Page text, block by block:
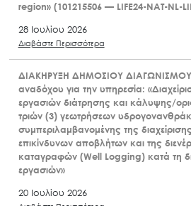
region» (101215506 — LIFE24-NAT-NL-
28 Ιουλίου 2026
Διαβάστε Περισσότερα
ΔΙΑΚΗΡΥΞΗ ΔΗΜΟΣΙΟΥ ΔΙΑΓΩΝΙΣΜΟΥ
αναδόχου για την υπηρεσία:
εργασιών διάτρησης και κάλυψης/
τριών (3) γεωτρήσεων
συμπεριλαμβανομένης της
επικίνδυνων αποβλήτων και της
καταγραφών (Well Logging) κατά τη
εργασιών»
20 Ιουλίου 2026